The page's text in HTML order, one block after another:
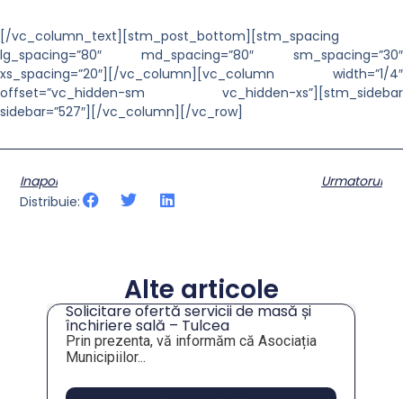
[/vc_column_text][stm_post_bottom][stm_spacing
lg_spacing=”80″ md_spacing=”80″ sm_spacing=”30″
xs_spacing=”20″][/vc_column][vc_column width=”1/4″
offset=”vc_hidden-sm vc_hidden-xs”][stm_sidebar
sidebar=”527″][/vc_column][/vc_row]
Inapoi
Urmatorul
Distribuie:
Alte articole
Solicitare ofertă servicii de masă și
închiriere sală – Tulcea
Prin prezenta, vă informăm că Asociația
Municipiilor...